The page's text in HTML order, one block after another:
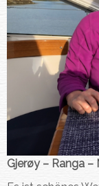
Gjerøy – Ranga